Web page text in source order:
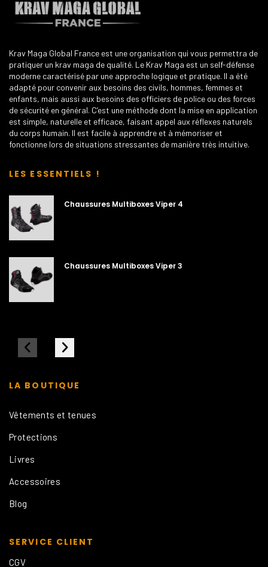
Krav Maga Global France est une organisation qui vous permettra de
pratiquer un krav maga de qualité. Le Krav Maga est un self-défense
moderne caractérisé par une approche logique et pratique. Il a été
adapté pour convenir aux besoins des civils, hommes, femmes et
enfants, mais aussi aux besoins des officiers de police ou des forces
de sécurité en général. C’est une méthode dont la mise en application
est simple, naturelle et efficace, faisant appel aux réflexes naturels
du corps humain. Il est facile à apprendre et à mémoriser et
fonctionne lors de situations stressantes de manière très intuitive.
LES ESSENTIELS !
Chaussures Multiboxes Viper 4
Chaussures Multiboxes Viper 3
LA BOUTIQUE
Vêtements et tenues
Protections
Livres
Accessoires
Blog
SERVICE CLIENT
CGV